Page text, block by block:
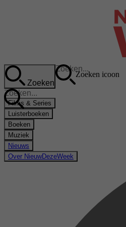
Zoeken
Zoeken icoon
Films & Series
Luisterboeken
Boeken
Muziek
Nieuws
Over NieuwDezeWeek